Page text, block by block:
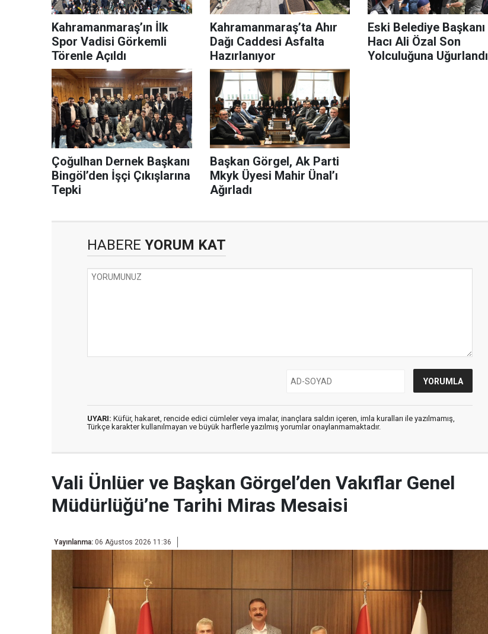
Kahramanmaraş’ın İlk
Spor Vadisi Görkemli
Törenle Açıldı
Kahramanmaraş’ta Ahır
Dağı Caddesi Asfalta
Hazırlanıyor
Eski Belediye Başkanı
Hacı Ali Özal Son
Yolculuğuna Uğurlandı
Çoğulhan Dernek Başkanı
Bingöl’den İşçi Çıkışlarına
Tepki
Başkan Görgel, Ak Parti
Mkyk Üyesi Mahir Ünal’ı
Ağırladı
HABERE YORUM KAT
UYARI: Küfür, hakaret, rencide edici cümleler veya imalar, inançlara saldırı içeren, imla kuralları ile yazılmamış,
Türkçe karakter kullanılmayan ve büyük harflerle yazılmış yorumlar onaylanmamaktadır.
Vali Ünlüer ve Başkan Görgel’den Vakıflar Genel
Müdürlüğü’ne Tarihi Miras Mesaisi
Yayınlanma: 06 Ağustos 2026 11:36